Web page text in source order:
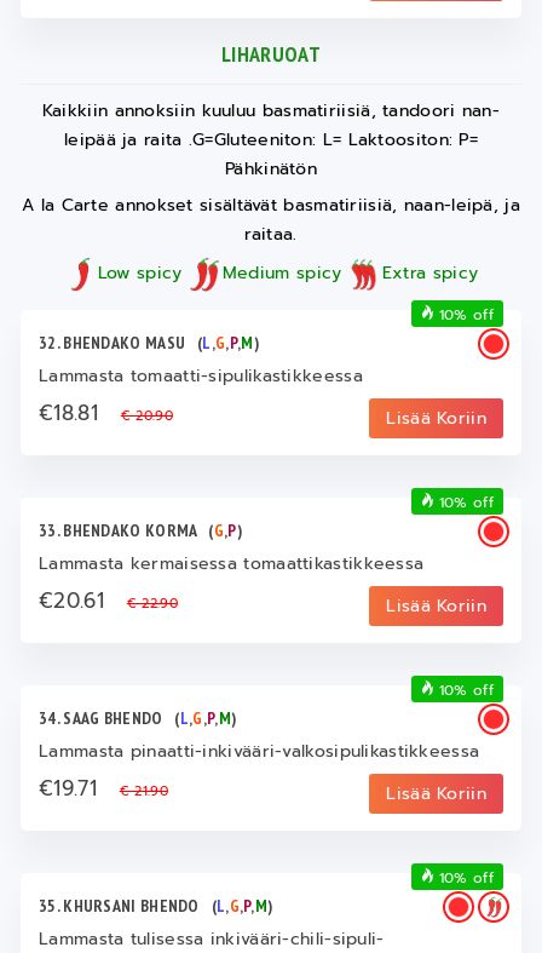
LIHARUOAT
Kaikkiin annoksiin kuuluu basmatiriisiä, tandoori nan-
leipää ja raita .G=Gluteeniton: L= Laktoositon: P=
Pähkinätön
A la Carte annokset sisältävät basmatiriisiä, naan-leipä, ja
raitaa.
Low spicy
Medium spicy Extra spicy
32. BHENDAKO MASU (L,G,P,M)
Lammasta tomaatti-sipulikastikkeessa
€18.81€ 20.90 Lisää Koriin
10% off
33. BHENDAKO KORMA (G,P)
Lammasta kermaisessa tomaattikastikkeessa
€20.61€ 22.90 Lisää Koriin
10% off
34. SAAG BHENDO (L,G,P,M)
Lammasta pinaatti-inkivääri-valkosipulikastikkeessa
€19.71€ 21.90 Lisää Koriin
10% off
35. KHURSANI BHENDO (L,G,P,M)
Lammasta tulisessa inkivääri-chili-sipuli-
10% off